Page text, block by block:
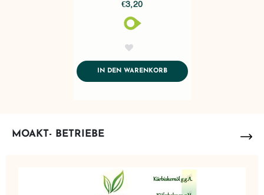
€3,20
IN DEN WARENKORBADDTOCART
MOAKT- BETRIEBE